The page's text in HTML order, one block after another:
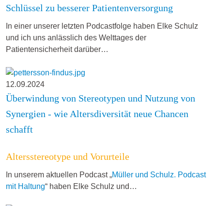
Schlüssel zu besserer Patientenversorgung
In einer unserer letzten Podcastfolge haben Elke Schulz
und ich uns anlässlich des Welttages der
Patientensicherheit darüber…
12.09.2024
Überwindung von Stereotypen und Nutzung von
Synergien - wie Altersdiversität neue Chancen
schafft
Altersstereotype und Vorurteile
In unserem aktuellen Podcast „Müller und Schulz. Podcast
mit Haltung“ haben Elke Schulz und…